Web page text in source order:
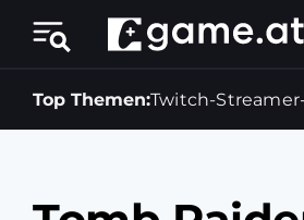
Top Themen:Twitch-